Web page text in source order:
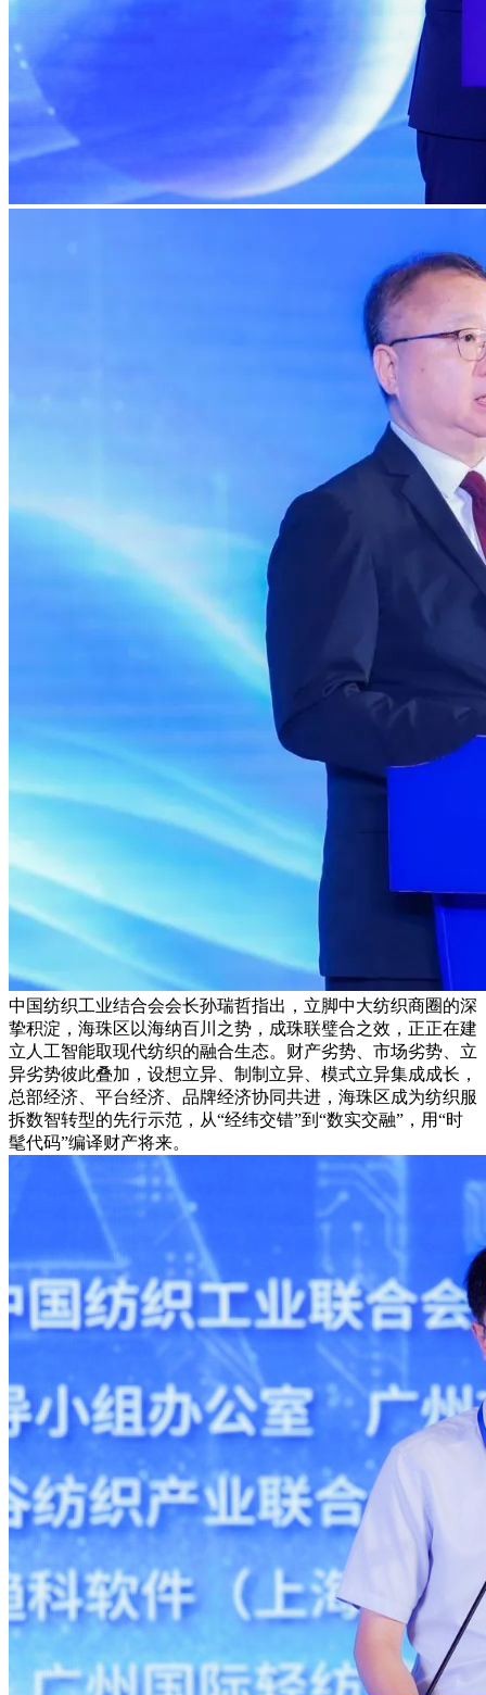
中国纺织工业结合会会长孙瑞哲指出，立脚中大纺织商圈的深
挚积淀，海珠区以海纳百川之势，成珠联璧合之效，正正在建
立人工智能取现代纺织的融合生态。财产劣势、市场劣势、立
异劣势彼此叠加，设想立异、制制立异、模式立异集成成长，
总部经济、平台经济、品牌经济协同共进，海珠区成为纺织服
拆数智转型的先行示范，从“经纬交错”到“数实交融”，用“时
髦代码”编译财产将来。